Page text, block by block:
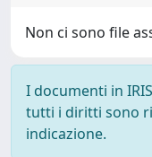
Non ci sono file
I documenti in
tutti i diritti sono
indicazione.